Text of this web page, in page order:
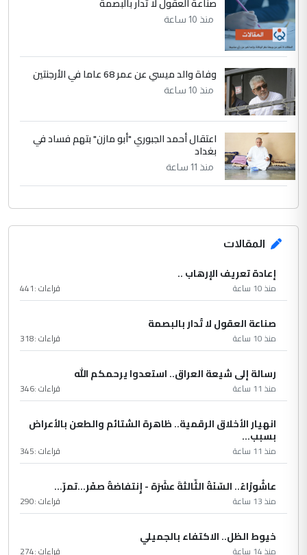
صناعة العقول لا تُدار بالبصمة
منذ 10 ساعة
وفاة والد ميسي عن عمر 68 عاما في الأرجنتين
منذ 10 ساعة
اعتقال أحمد الجبوري "أبو مازن" بتهم فساد في
بغداد
منذ 11 ساعة
المقالات
إعادة تعريف الإرهاب ..
منذ 10 ساعة قراءات :441
صناعة العقول لا تُدار بالبصمة
منذ 10 ساعة قراءات :318
رسالة إلى شيعة العراق.. استعدوا يرحمكم الله
منذ 11 ساعة قراءات :346
انهيار الأخلاق الرقمية.. ظاهرة الشتائم والطعن بالأعراض
بسبب...
منذ 11 ساعة قراءات :345
عاشُورْاءُ.. السّنَةُ الثّالثةَ عشَرَة - إِنتفاضةُ صفَر…تمرّ...
منذ 13 ساعة قراءات :290
خيوط الظل.. الاكتفاء بالجميلي
منذ 14 ساعة قراءات :274